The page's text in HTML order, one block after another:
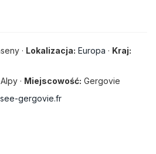
· Lokalizacja: Europa · Kraj:
· Miejscowość: Gergovie
gergovie.fr